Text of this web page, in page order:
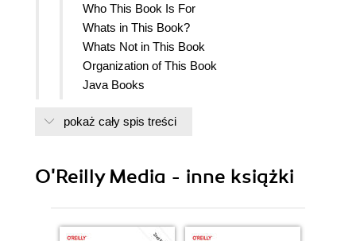
Who This Book Is For
Whats in This Book?
Whats Not in This Book
Organization of This Book
Java Books
Using Code Examples
Acknowledgments
1.1. Hello, World: Compiling and Running
pokaż cały spis treści
O'Reilly Media - inne książki